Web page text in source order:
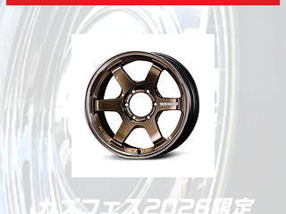
​カズフェス2026限定